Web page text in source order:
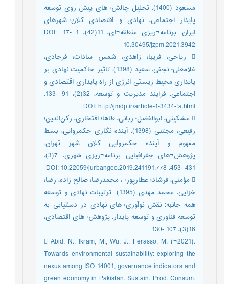
مسعود (1400). تحلیل چالش¬های پیش روی توسعه
پایدار اجتماعی، نهادی و اقتصادی کلان¬شهرهای
ایران. برنامه¬ریزی منطقه¬ای، 11(42)، 1 -17. DOI:
10.30495/jzpm.2021.3942
 ریاحی، فریبا؛ زاهدی، شمس سادات؛ فرجادی،
غلامعلی؛ نجفی، سعید (1398). تاثیر حاکمیت نهادی بر
پایداری محیط زیستی انرژی از راه پایداری اقتصادی و
اجتماعی. فرایند مدیریت و توسعه، 32(2)، 91 -133.
DOI: http://jmdp.ir/article-1-3434-fa.html
 مشکینی، ابوالفضل؛ ربانی، طاها؛ افتخاری، رکن‌الدین؛
رفیعی، مجتبی (1398). آینده نگاری حکمروایی، بسط
مفهوم و آینده حکمروایی کلان شهر تهران.
پژوهش¬های جغرافیایی برنامه¬ریزی شهری، 7(3)،
431 -453. DOI: 10.22059/jurbangeo.2019.241191.778
 مؤمنی، فرشاد؛ عطارپور¬، محمدرضا؛ صالح زاده، رضا؛
خزایی، محمد مهدی (1395). ترتیبات نهادی و توسعه
همه جانبه: نقش نوآوری¬های نهادی در دستیابی به
توسعه فناوری و توسعه پایدار. پژوهش¬های اقتصادی،
16(3)، 107 -130.
 Abid, N., Ikram, M., Wu, J., Ferasso, M. (¬2021).
Towards environmental sustainability: exploring the
nexus among ISO 14001, governance indicators and
green economy in Pakistan. Sustain. Prod. Consum.